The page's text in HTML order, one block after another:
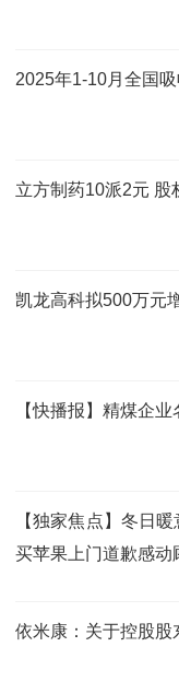
2025年1-10月全国
立方制药10派2元 股
凯龙高科拟500万元
【快播报】精煤企业
【独家焦点】冬日
买苹果上门道歉感
依米康：关于控股股